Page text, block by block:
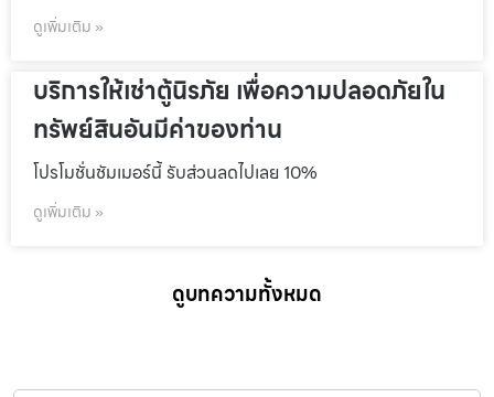
ดูเพิ่มเติม »
บริการให้เช่าตู้นิรภัย เพื่อความปลอดภัยใน
ทรัพย์สินอันมีค่าของท่าน
โปรโมชั่นชัมเมอร์นี้ รับส่วนลดไปเลย 10%
ดูเพิ่มเติม »
ดูบทความทั้งหมด